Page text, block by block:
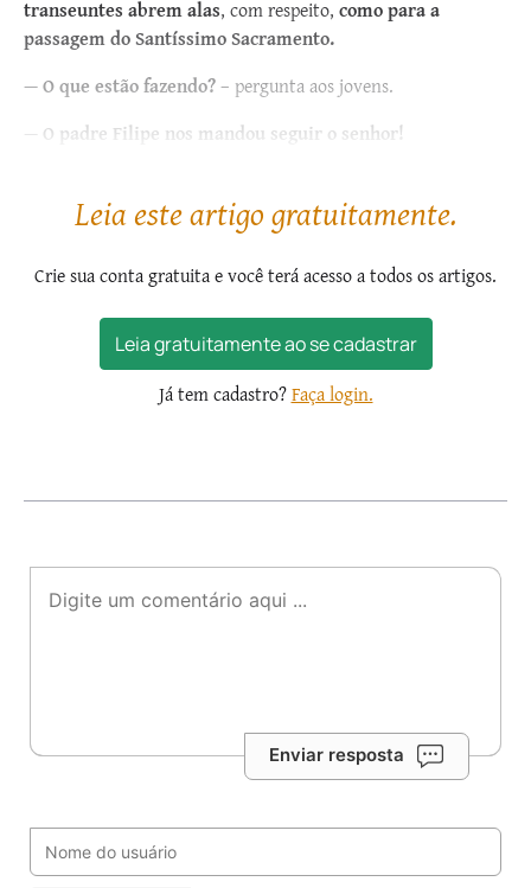
transeuntes abrem alas, com respeito, como para a
passagem do Santíssimo Sacramento.
—O que estão fazendo?– pergunta aos jovens.
— O padre Filipe nos mandou seguir o senhor!
Leia este artigo gratuitamente.
Crie sua conta gratuita e você terá acesso a todos os artigos.
Leia gratuitamente ao se cadastrar
Já tem cadastro?Faça login.
Enviar resposta